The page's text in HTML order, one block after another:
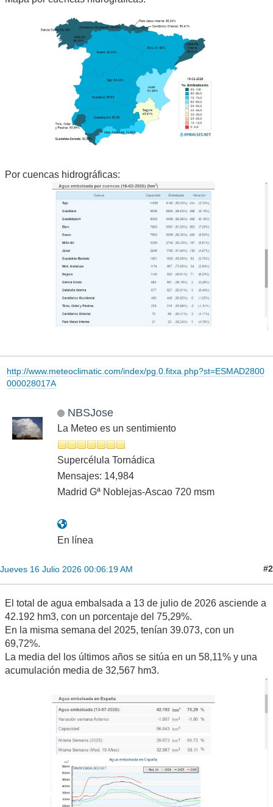
Por cuencas hidrográficas:
http://www.meteoclimatic.com/index/pg.0.fitxa.php?st=ESMAD2800
000028017A
NBSJose
La Meteo es un sentimiento
Supercélula Tornádica
Mensajes: 14,984
Madrid Gª Noblejas-Ascao 720 msm
En línea
Jueves 16 Julio 2026 00:06:19 AM #2
El total de agua embalsada a 13 de julio de 2026 asciende a
42.192 hm3, con un porcentaje del 75,29%.
En la misma semana del 2025, tenían 39.073, con un
69,72%.
La media del los últimos años se sitúa en un 58,11% y una
acumulación media de 32,567 hm3.